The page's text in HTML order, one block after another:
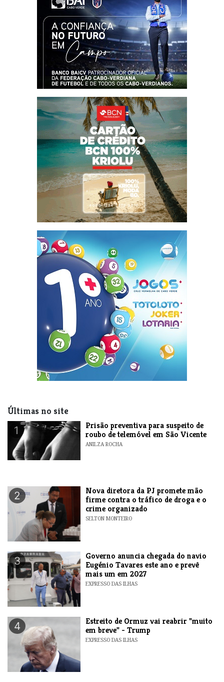
Últimas no site
1
Prisão preventiva para suspeito de
roubo de telemóvel em São Vicente
ANILZA ROCHA
2
Nova diretora da PJ promete mão
firme contra o tráfico de droga e o
crime organizado
SELTON MONTEIRO
3
Governo anuncia chegada do navio
Eugénio Tavares este ano e prevê
mais um em 2027
EXPRESSO DAS ILHAS
4
Estreito de Ormuz vai reabrir "muito
em breve" - Trump
EXPRESSO DAS ILHAS